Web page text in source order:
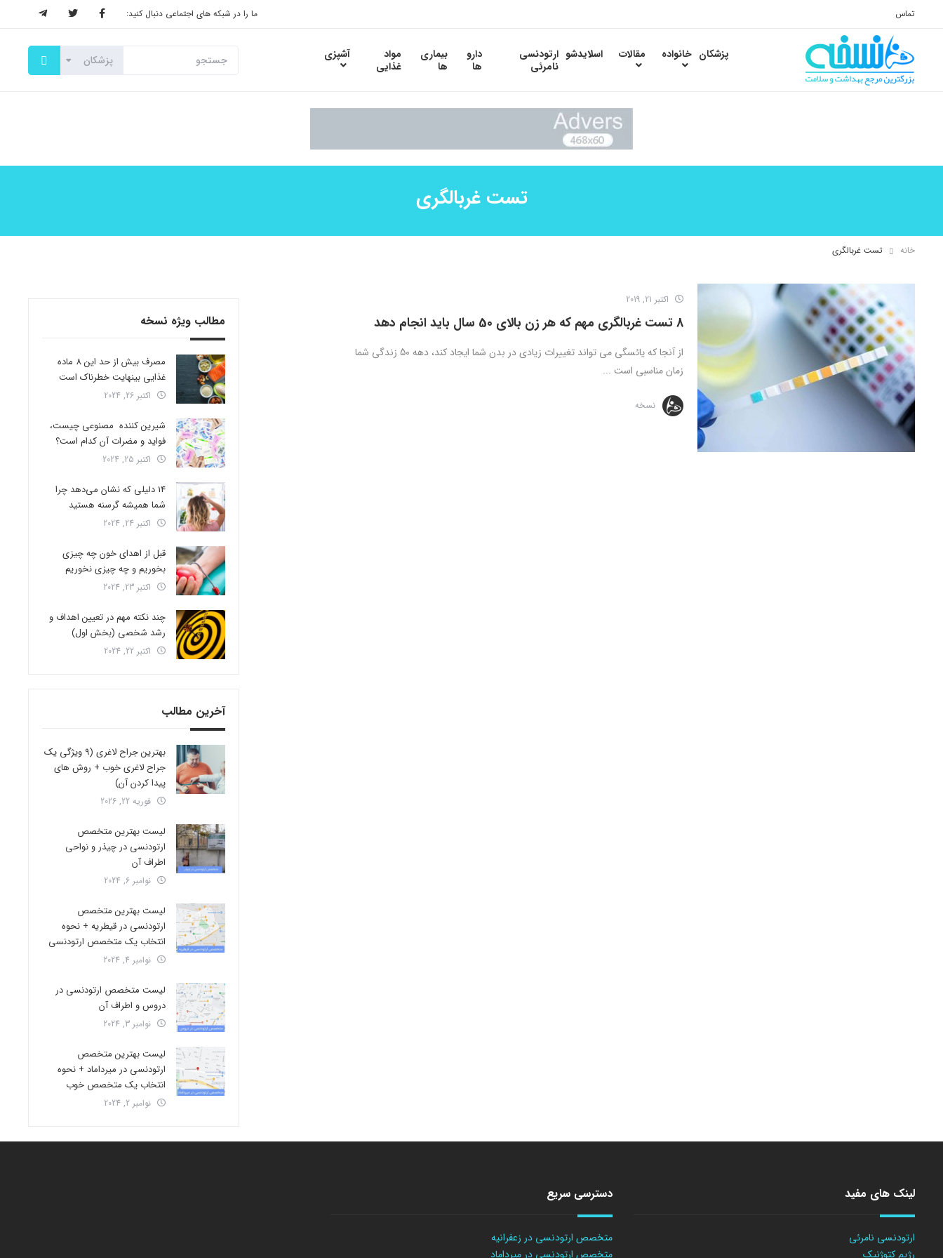
تماس ما را در شبکه های اجتماعی دنبال کنید:
پزشکان خانواده مقالات اسلایدشو ارتودنسی
نامرئی
دارو
ها
بیماری
ها
مواد
غذایی
آشپزی
تست غربالگری
خانه تست غربالگری
اکتبر 21, 2019
8 تست غربالگری مهم که هر زن بالای 50 سال باید انجام دهد
از آنجا که یائسگی می تواند تغییرات زیادی در بدن شما ایجاد کند، دهه 50 زندگی شما
زمان مناسبی است ...
نسخه
مطالب ویژه نسخه
مصرف بیش از حد این 8 ماده
غذایی بینهایت خطرناک است
اکتبر 26, 2024
شیرین کننده مصنوعی چیست،
فواید و مضرات آن کدام است؟
اکتبر 25, 2024
14 دلیلی که نشان می‌دهد چرا
شما همیشه گرسنه هستید
اکتبر 24, 2024
قبل از اهدای خون چه چیزی
بخوریم و چه چیزی نخوریم
اکتبر 23, 2024
چند نکته مهم در تعیین اهداف و
رشد شخصی (بخش اول)
اکتبر 22, 2024
آخرین مطالب
بهترین جراح لاغری (9 ویژگی یک
جراح لاغری خوب + روش های
پیدا کردن آن)
فوریه 22, 2026
لیست بهترین متخصص
ارتودنسی در چیذر و نواحی
اطراف آن
نوامبر 6, 2024
لیست بهترین متخصص
ارتودنسی در قیطریه + نحوه
انتخاب یک متخصص ارتودنسی
نوامبر 4, 2024
لیست متخصص ارتودنسی در
دروس و اطراف آن
نوامبر 3, 2024
لیست بهترین متخصص
ارتودنسی در میرداماد + نحوه
انتخاب یک متخصص خوب
نوامبر 2, 2024
لینک های مفید
ارتودنسی نامرئی
رژیم کتوژنیک
دسترسی سریع
متخصص ارتودنسی در زعفرانیه
متخصص ارتودنسی در میرداماد